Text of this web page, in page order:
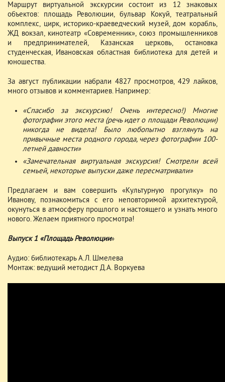
Маршрут виртуальной экскурсии состоит из 12 знаковых
объектов: площадь Революции, бульвар Кокуй, театральный
комплекс, цирк, историко-краеведческий музей, дом корабль,
ЖД вокзал, кинотеатр «Современник», союз промышленников
и предпринимателей, Казанская церковь, остановка
студенческая, Ивановская областная библиотека для детей и
юношества.
За август публикации набрали 4827 просмотров, 429 лайков,
много отзывов и комментариев. Например:
«Спасибо за экскурсию! Очень интересно!) Многие
фотографии этого места (речь идет о площади Революции)
никогда не видела! Было любопытно взглянуть на
привычные места родного города, через фотографии 100-
летней давности»
«Замечательная виртуальная экскурсия! Смотрели всей
семьей, некоторые выпуски даже пересматривали»
Предлагаем и вам совершить «Культурную прогулку» по
Иванову, познакомиться с его неповторимой архитектурой,
окунуться в атмосферу прошлого и настоящего и узнать много
нового. Желаем приятного просмотра!
Выпуск 1 «Площадь Революции»
Аудио: библиотекарь А.Л. Шмелева
Монтаж: ведущий методист Д.А. Воркуева